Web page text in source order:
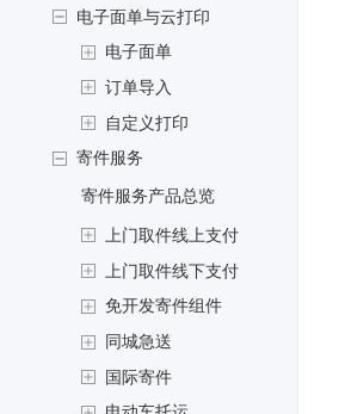
电子面单与云打印
电子面单
订单导入
自定义打印
寄件服务
寄件服务产品总览
上门取件线上支付
上门取件线下支付
免开发寄件组件
同城急送
国际寄件